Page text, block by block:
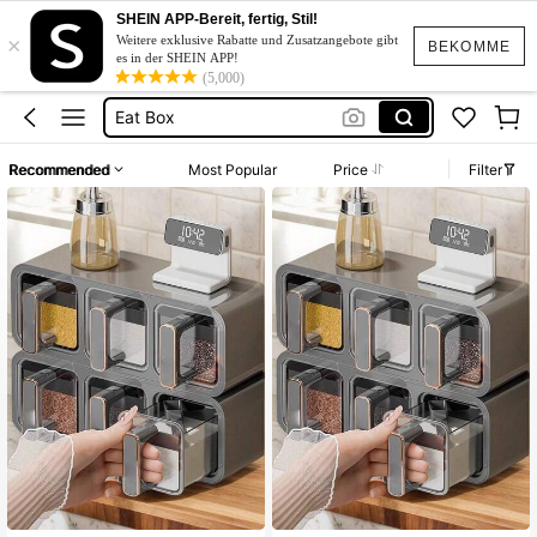
BEKOMME
×
SHEIN APP-Bereit, fertig, Stil!
Weitere exklusive Rabatte und Zusatzangebote gibt
es in der SHEIN APP!
(5,000)
Gewürz Organizer
Schubladen Organizer
Eat Box
Milchpulverbehälter
Gewürz Organizer
Recommended Most Popular Price Filter